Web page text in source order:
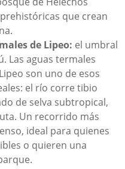
que crean
de Lipeo: el umbral
Las aguas termales
son uno de esos
el río corre tibio
de selva subtropical,
Un recorrido más
ideal para quienes
o quieren una